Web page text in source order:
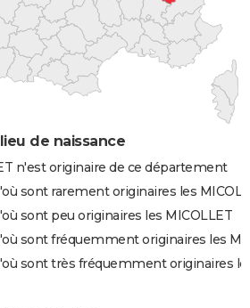
de naissance
n'est originaire de ce département
sont rarement originaires les
sont peu originaires les MICOLLET
sont fréquemment originaires les
sont très fréquemment originaires